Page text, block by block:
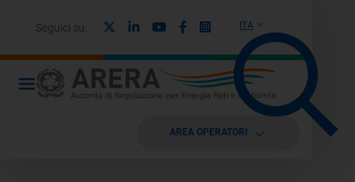
ITA
Seguici su: LinkedinYoutubeFacebook
Instagram
AREA OPERATORI